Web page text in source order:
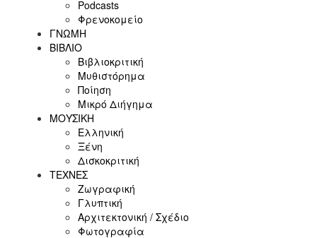
Podcasts
Φρενοκομείο
ΓΝΩΜΗ
ΒΙΒΛΙΟ
Βιβλιοκριτική
Μυθιστόρημα
Ποίηση
Μικρό Διήγημα
ΜΟΥΣΙΚΗ
Ελληνική
Ξένη
Δισκοκριτική
ΤΕΧΝΕΣ
Ζωγραφική
Γλυπτική
Αρχιτεκτονική / Σχέδιο
Φωτογραφία